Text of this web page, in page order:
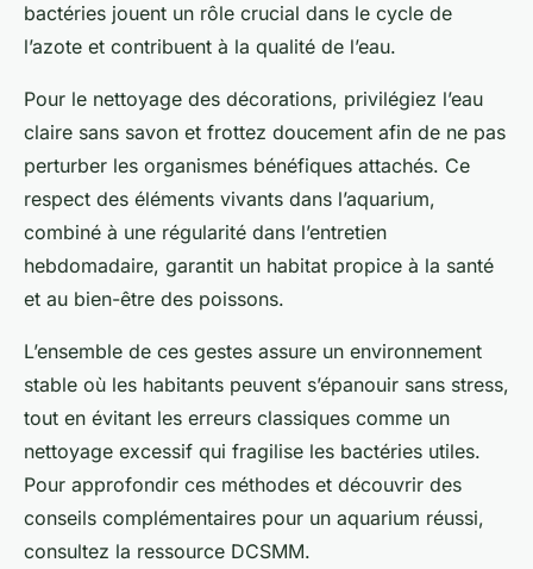
bactéries jouent un rôle crucial dans le cycle de
l’azote et contribuent à la qualité de l’eau.
Pour le nettoyage des décorations, privilégiez l’eau
claire sans savon et frottez doucement afin de ne pas
perturber les organismes bénéfiques attachés. Ce
respect des éléments vivants dans l’aquarium,
combiné à une régularité dans l’entretien
hebdomadaire, garantit un habitat propice à la santé
et au bien-être des poissons.
L’ensemble de ces gestes assure un environnement
stable où les habitants peuvent s’épanouir sans stress,
tout en évitant les erreurs classiques comme un
nettoyage excessif qui fragilise les bactéries utiles.
Pour approfondir ces méthodes et découvrir des
conseils complémentaires pour un aquarium réussi,
consultez la ressource DCSMM.